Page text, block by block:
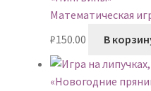
Математическая
₽150.00 В